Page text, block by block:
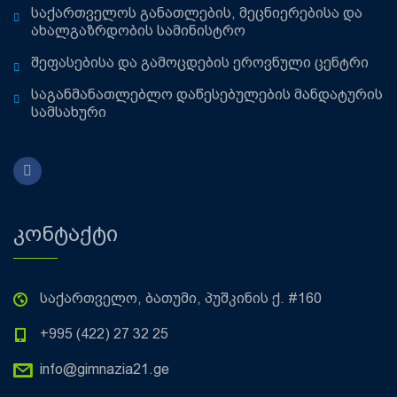
საქართველოს განათლების, მეცნიერებისა და
ახალგაზრდობის სამინისტრო
შეფასებისა და გამოცდების ეროვნული ცენტრი
საგანმანათლებლო დაწესებულების მანდატურის
სამსახური
კონტაქტი
საქართველო, ბათუმი, პუშკინის ქ. #160
+995 (422) 27 32 25
info@gimnazia21.ge